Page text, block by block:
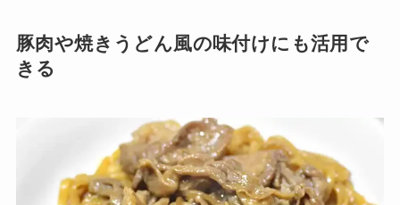
豚肉や焼きうどん風の味付けにも活用で
きる